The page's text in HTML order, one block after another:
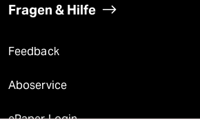
Fragen & Hilfe
Feedback
Aboservice